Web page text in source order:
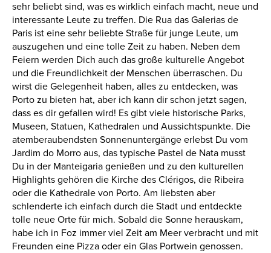
sehr beliebt sind, was es wirklich einfach macht, neue und
interessante Leute zu treffen. Die Rua das Galerias de
Paris ist eine sehr beliebte Straße für junge Leute, um
auszugehen und eine tolle Zeit zu haben. Neben dem
Feiern werden Dich auch das große kulturelle Angebot
und die Freundlichkeit der Menschen überraschen. Du
wirst die Gelegenheit haben, alles zu entdecken, was
Porto zu bieten hat, aber ich kann dir schon jetzt sagen,
dass es dir gefallen wird! Es gibt viele historische Parks,
Museen, Statuen, Kathedralen und Aussichtspunkte. Die
atemberaubendsten Sonnenuntergänge erlebst Du vom
Jardim do Morro aus, das typische Pastel de Nata musst
Du in der Manteigaria genießen und zu den kulturellen
Highlights gehören die Kirche des Clérigos, die Ribeira
oder die Kathedrale von Porto. Am liebsten aber
schlenderte ich einfach durch die Stadt und entdeckte
tolle neue Orte für mich. Sobald die Sonne herauskam,
habe ich in Foz immer viel Zeit am Meer verbracht und mit
Freunden eine Pizza oder ein Glas Portwein genossen.